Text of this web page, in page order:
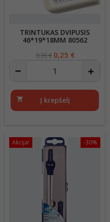
TRINTUKAS DVIPUSIS
46*19*18MM 80562
Regular
0,35 € Kaina
0,25 €
shopping_cart Į krepšelį
-30%
Akcija!